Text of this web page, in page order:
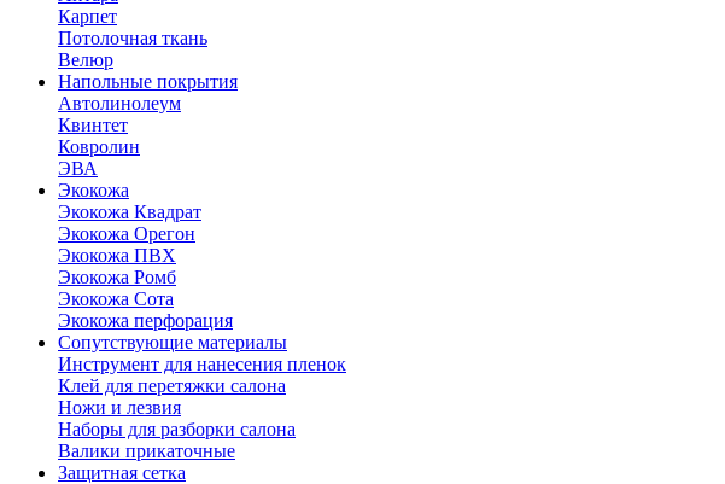
Карпет
Потолочная ткань
Велюр
Напольные покрытия
Автолинолеум
Квинтет
Ковролин
ЭВА
Экокожа
Экокожа Квадрат
Экокожа Орегон
Экокожа ПВХ
Экокожа Ромб
Экокожа Сота
Экокожа перфорация
Сопутствующие материалы
Инструмент для нанесения пленок
Клей для перетяжки салона
Ножи и лезвия
Наборы для разборки салона
Валики прикаточные
Защитная сетка